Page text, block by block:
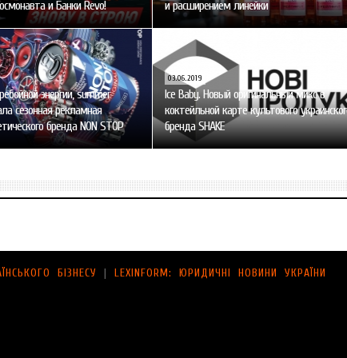
и Банки Revo! и расширением линейки
энергии, summer
сезонная рекламная
бренда NON STOP
03.06.2019
Ice Baby. Новый оригинальный микс в
коктейльной карте культового
бренда SHAKE
БІЗНЕСУ | LEXINFORM: ЮРИДИЧНІ НОВИНИ УКРАЇНИ